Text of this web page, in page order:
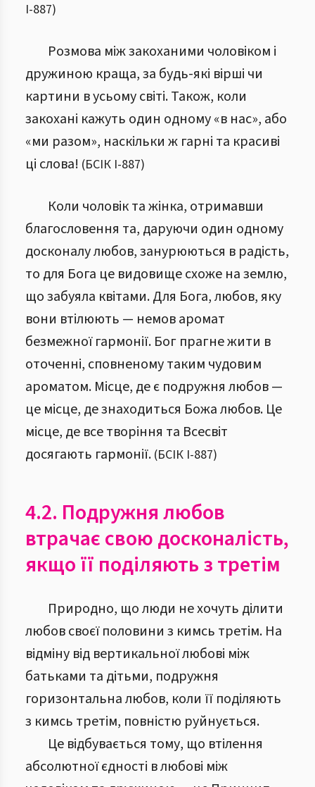
І-887)
Розмова між закоханими чоловіком і
дружиною краща, за будь-які вірші чи
картини в усьому світі. Також, коли
закохані кажуть один одному «в нас», або
«ми разом», наскільки ж гарні та красиві
ці слова! (БСІК І-887)
Коли чоловік та жінка, отримавши
благословення та, даруючи один одному
досконалу любов, занурюються в радість,
то для Бога це видовище схоже на землю,
що забуяла квітами. Для Бога, любов, яку
вони втілюють — немов аромат
безмежної гармонії. Бог прагне жити в
оточенні, сповненому таким чудовим
ароматом. Місце, де є подружня любов —
це місце, де знаходиться Божа любов. Це
місце, де все творіння та Всесвіт
досягають гармонії. (БСІК І-887)
4.2. Подружня любов
втрачає свою досконалість,
якщо її поділяють з третім
Природно, що люди не хочуть ділити
любов своєї половини з кимсь третім. На
відміну від вертикальної любові між
батьками та дітьми, подружня
горизонтальна любов, коли її поділяють
з кимсь третім, повністю руйнується.
Це відбувається тому, що втілення
абсолютної єдності в любові між